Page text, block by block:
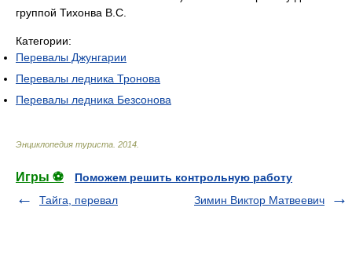
группой Тихонва В.С.
Категории:
Перевалы Джунгарии
Перевалы ледника Тронова
Перевалы ледника Безсонова
Энциклопедия туриста 2014
Игры ⚽
Поможем решить контрольную работу
Тайга, перевал
Зимин Виктор Матвеевич